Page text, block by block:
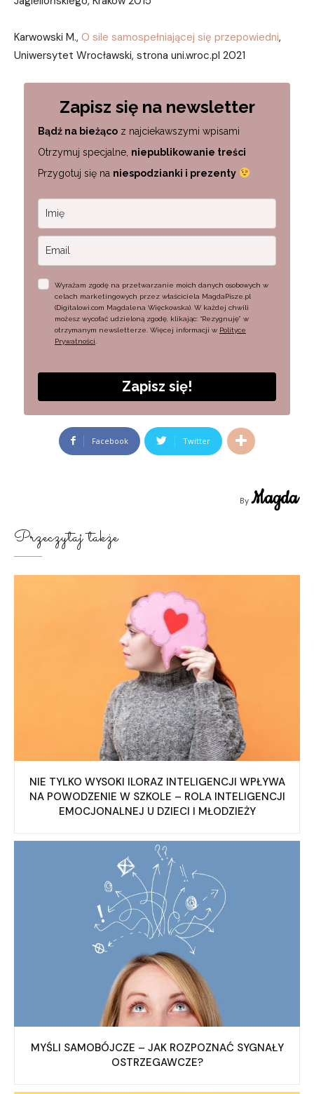
Karwowski M., O sile samospełniającej się przepowiedni,
Uniwersytet Wrocławski, strona uni.wroc.pl 2021
Zapisz się na newsletter
Bądź na bieżąco z najciekawszymi wpisami
Otrzymuj specjalne, niepublikowanie treści
Przygotuj się na niespodzianki i prezenty
Wyrażam zgodę na przetwarzanie moich danych osobowych w
celach marketingowych przez właściciela MagdaPisze.pl
(Digitalowi.com Magdalena Więckowska). W każdej chwili
możesz wycofać udzieloną zgodę, klikając: “Rezygnuję” w
otrzymanym newsletterze. Więcej informacji w Polityce
Prywatności
Zapisz się!
Facebook Twitter
By Magda
Przeczytaj także
NIE TYLKO WYSOKI ILORAZ INTELIGENCJI WPŁYWA
NA POWODZENIE W SZKOLE – ROLA INTELIGENCJI
EMOCJONALNEJ U DZIECI I MŁODZIEŻY
MYŚLI SAMOBÓJCZE – JAK ROZPOZNAĆ SYGNAŁY
OSTRZEGAWCZE?